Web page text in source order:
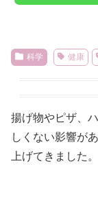
科学 健康
揚げ物やピザ、
しくない影響が
上げてきました。